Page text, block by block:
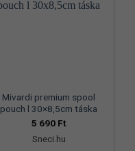
Mivardi premium spool
pouch l 30×8,5cm táska
5 690 Ft
Sneci.hu